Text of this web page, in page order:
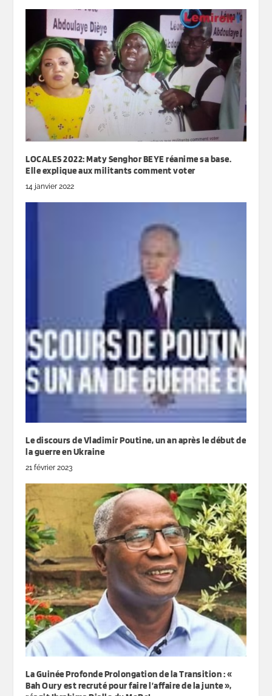
LOCALES 2022: Maty Senghor BEYE réanime sa base.
Elle explique aux militants comment voter
14 janvier 2022
Le discours de Vladimir Poutine, un an après le début de
la guerre en Ukraine
21 février 2023
La Guinée Profonde Prolongation de la Transition : «
Bah Oury est recruté pour faire l’affaire de la junte »,